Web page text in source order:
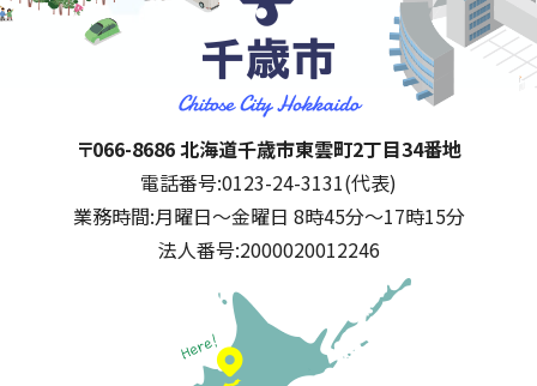
千歳市
住所:
〒066-8686 北海道千歳市東雲町2丁目34番地
電話番号:0123-24-3131(代表)
業務時間:月曜日～金曜日 8時45分～17時15分
法人番号:2000020012246